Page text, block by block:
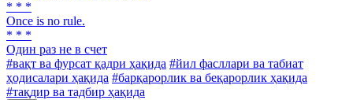
* * *
Once is no rule.
* * *
Один раз не в счет
#вақт ва фурсат қадри ҳақида #йил фасллари ва табиат
ҳодисалари ҳақида #барқарорлик ва беқарорлик ҳақида
#тақдир ва тадбир ҳақида